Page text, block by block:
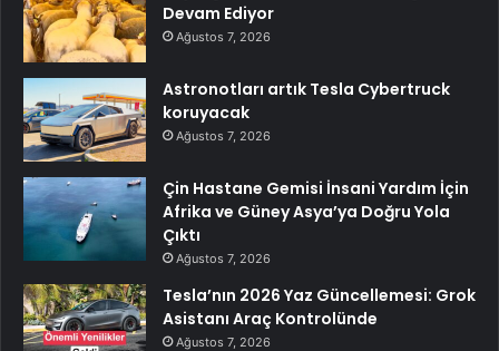
Devam Ediyor
Ağustos 7, 2026
Astronotları artık Tesla Cybertruck
koruyacak
Ağustos 7, 2026
Çin Hastane Gemisi İnsani Yardım İçin
Afrika ve Güney Asya’ya Doğru Yola
Çıktı
Ağustos 7, 2026
Tesla’nın 2026 Yaz Güncellemesi: Grok
Asistanı Araç Kontrolünde
Ağustos 7, 2026